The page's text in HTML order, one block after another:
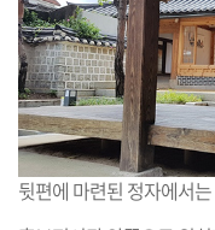
뒷편에 마련된 정자에서